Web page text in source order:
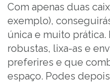
Com apenas duas
exemplo),
única e muito prática.
robustas, lixa-as e
preferires e que
espaço. Podes